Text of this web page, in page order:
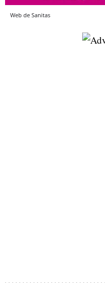
Web de Sanitas